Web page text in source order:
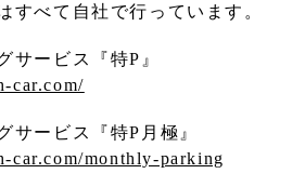
すべて自社で行っています。
サービス『特P』
car.com/
サービス『特P月極』
car.com/monthly-parking